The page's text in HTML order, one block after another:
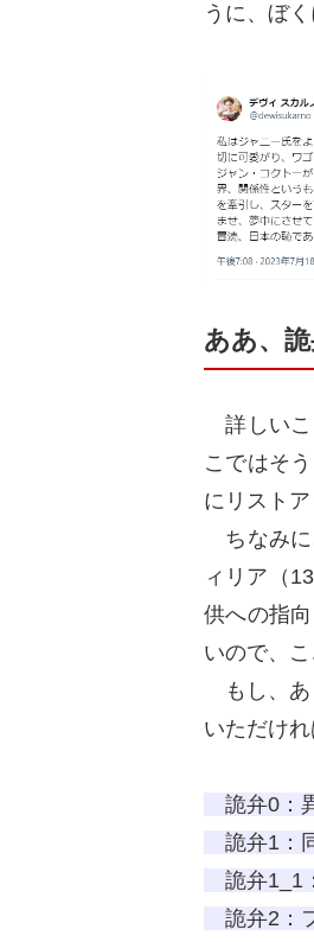
うに、ぼ
ああ、
詳しいこ
こではそ
にリスト
ちなみに
ィリア（
供への指
いので、
もし、あ
いただけれ
詭弁0：
詭弁1：
詭弁1_1
詭弁2：